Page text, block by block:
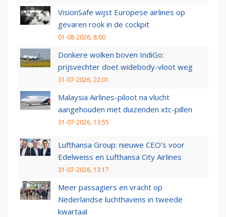
VisionSafe wijst Europese airlines op
gevaren rook in de cockpit
01-08-2026, 8:00
Donkere wolken boven IndiGo:
prijsvechter doet widebody-vloot weg
31-07-2026, 22:01
Malaysia Airlines-piloot na vlucht
aangehouden met duizenden xtc-pillen
31-07-2026, 13:55
Lufthansa Group: nieuwe CEO’s voor
Edelweiss en Lufthansa City Airlines
31-07-2026, 13:17
Meer passagiers en vracht op
Nederlandse luchthavens in tweede
kwartaal